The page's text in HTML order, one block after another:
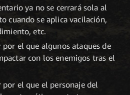
ya no se cerrará sola al
cuando se aplica vacilación,
etc.
el que algunos ataques de
con los enemigos tras el
el que el personaje del